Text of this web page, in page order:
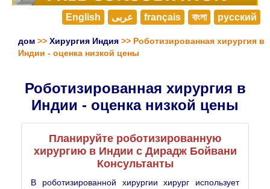
English عربى français বাংলা русский
дом >> Хирургия Индия >> Роботизированная хирургия в
Индии - оценка низкой цены
Роботизированная хирургия в
Индии - оценка низкой цены
Планируйте роботизированную
хирургию в Индии с Дирадж Бойвани
Консультанты
В роботизированной хирургии хирург использует